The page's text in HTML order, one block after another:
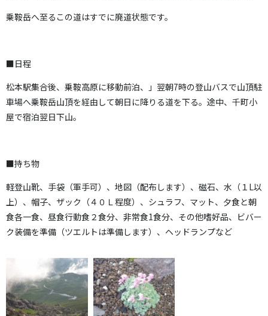
乗鞍岳へ至るこの道はすでに廃道状態です。
■日程
松本駅集合後、乗鞍高原に移動前泊、」翌朝7時の登山バスで山頂駐
車場へ乗鞍岳山頂を経由して朝日に降りる道を下る。途中、千町小
屋で宿泊翌日下山。
■持ち物
軽登山靴、手袋（軍手可）、地図（配布します）、磁石、水（１ L以
上）、帽子、ザック（４０Ｌ程度）、シュラフ、マット、夕食と朝
食各一食、昼食行動食２食分、非常食1食分、その他嗜好品、ビバー
ク装備を準備（ツエルトは準備します）、ヘッドランプなど